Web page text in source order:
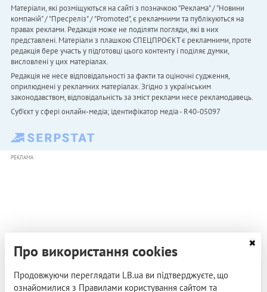
Матеріали, які розміщуються на сайті з позначкою "Реклама" / "Новини
компаній" / "Пресреліз" / "Promoted", є рекламними та публікуються на
правах реклами. Редакція може не поділяти погляди, які в них
представлені. Матеріали з плашкою СПЕЦПРОЄКТ є рекламними, проте
редакція бере участь у підготовці цього контенту і поділяє думки,
висловлені у цих матеріалах.
Редакція не несе відповідальності за факти та оціночні судження,
оприлюднені у рекламних матеріалах. Згідно з українським
законодавством, відповідальність за зміст реклами несе рекламодавець.
Cуб'єкт у сфері онлайн-медіа; ідентифікатор медіа - R40-05097
РЕКЛАМА
Про використання cookies
Продовжуючи переглядати LB.ua ви підтверджуєте, що
ознайомилися з Правилами користування сайтом та